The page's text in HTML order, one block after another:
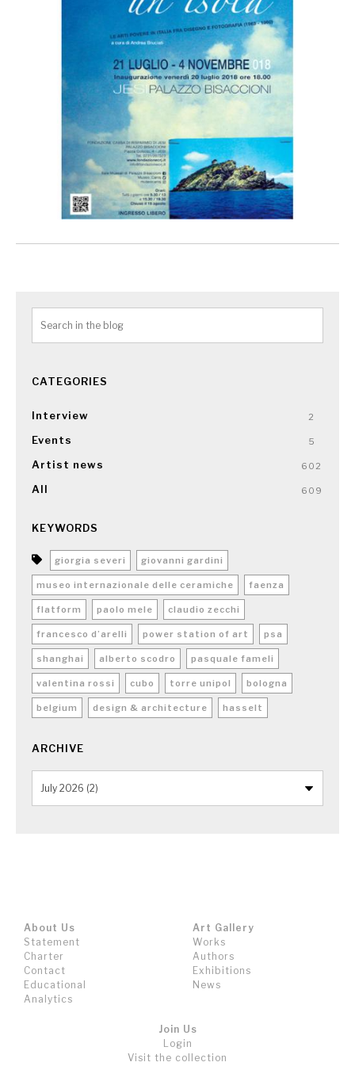
CATEGORIES
Interview 2
Events 5
Artist news 602
All 609
KEYWORDS
giorgia severi giovanni gardini
museo internazionale delle ceramiche faenza
flatform paolo mele claudio zecchi
francesco d’arelli power station of art psa
shanghai alberto scodro pasquale fameli
valentina rossi cubo torre unipol bologna
belgium design & architecture hasselt
ARCHIVE
About Us
Statement
Charter
Contact
Educational
Analytics
Art Gallery
Works
Authors
Exhibitions
News
Join Us
Login
Visit the collection